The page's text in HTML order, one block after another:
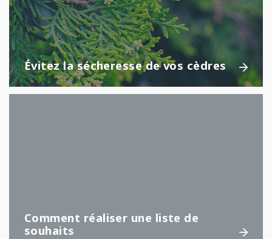
Évitez la sécheresse de vos cèdres
Comment réaliser une liste de
souhaits